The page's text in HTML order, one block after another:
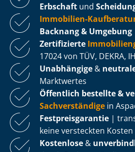
Erbschaft und
Immobilien-
Backnang & Umgebung
Zertifizierte
17024 von TÜV, DEKRA,
Unabhängige &
Marktwertes
Öffentlich bestellte &
Sachverständige in
Fest­preis­ga­ran­tie |
keine versteckten Kosten
Kostenlose &